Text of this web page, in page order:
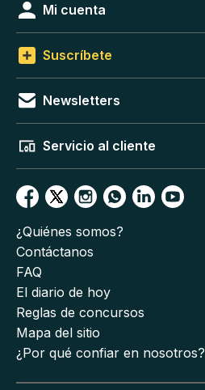
Mi cuenta
Suscríbete
Newsletters
Servicio al cliente
¿Quiénes somos?
Contáctanos
FAQ
El diario de hoy
Reglas de concursos
Mapa del sitio
¿Por qué confiar en nosotros?